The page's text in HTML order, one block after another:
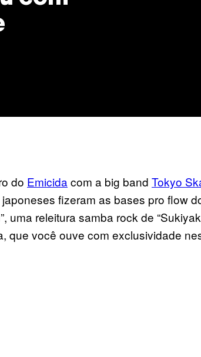
do Emicida com a big band Tokyo
fizeram as bases pro flow
uma releitura samba rock de
que você ouve com exclusividade